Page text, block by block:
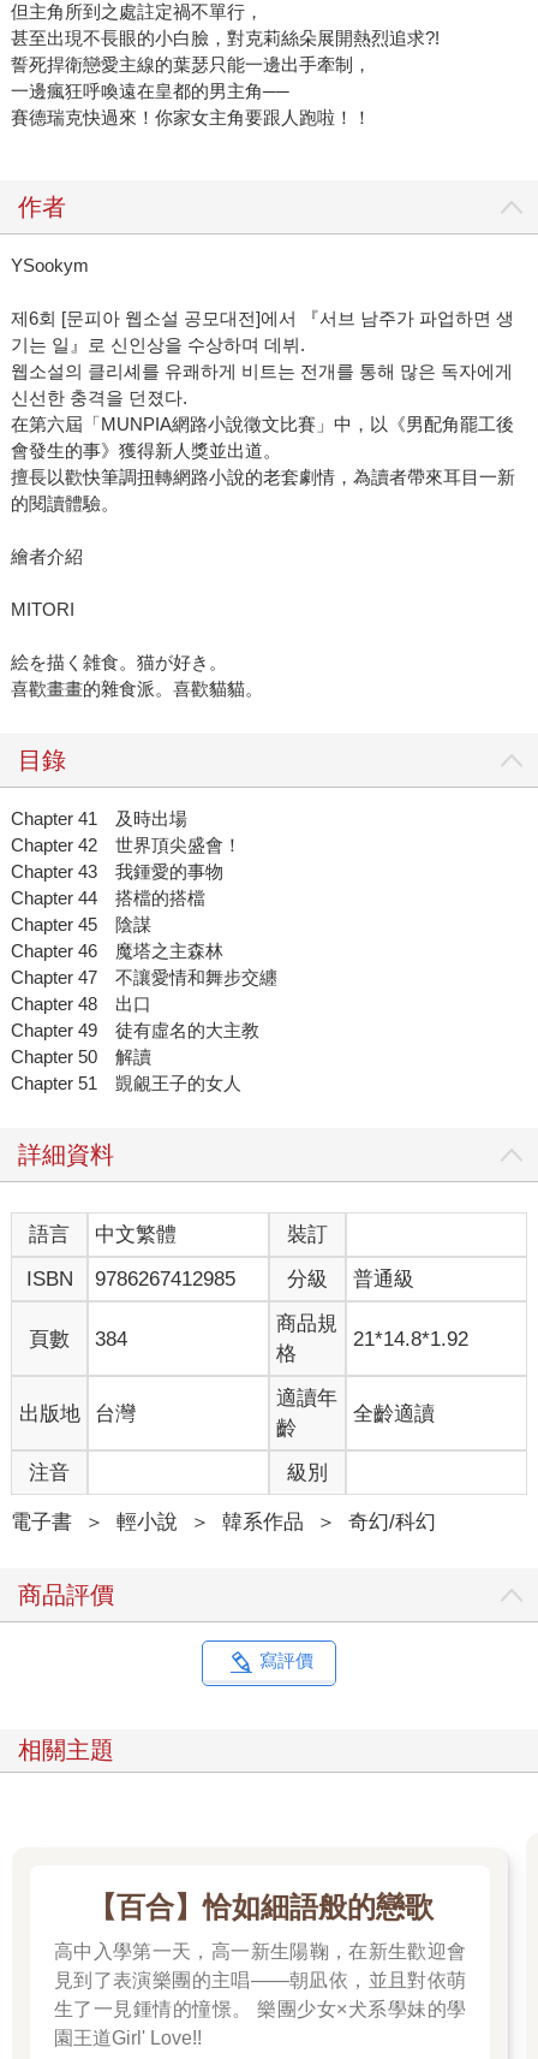
但主角所到之處註定禍不單行，
甚至出現不長眼的小白臉，對克莉絲朵展開熱烈追求?!
誓死捍衛戀愛主線的葉瑟只能一邊出手牽制，
一邊瘋狂呼喚遠在皇都的男主角──
賽德瑞克快過來！你家女主角要跟人跑啦！！
作者
YSookym
제6회 [문피아 웹소설 공모대전]에서 『서브 남주가 파업하면 생
기는 일』로 신인상을 수상하며 데뷔.
웹소설의 클리셰를 유쾌하게 비트는 전개를 통해 많은 독자에게
신선한 충격을 던졌다.
在第六屆「MUNPIA網路小說徵文比賽」中，以《男配角罷工後
會發生的事》獲得新人獎並出道。
擅長以歡快筆調扭轉網路小說的老套劇情，為讀者帶來耳目一新
的閱讀體驗。
繪者介紹
MITORI
絵を描く雑食。猫が好き。
喜歡畫畫的雜食派。喜歡貓貓。
目錄
Chapter 41 及時出場
Chapter 42 世界頂尖盛會！
Chapter 43 我鍾愛的事物
Chapter 44 搭檔的搭檔
Chapter 45 陰謀
Chapter 46 魔塔之主森林
Chapter 47 不讓愛情和舞步交纏
Chapter 48 出口
Chapter 49 徒有虛名的大主教
Chapter 50 解讀
Chapter 51 覬覦王子的女人
詳細資料
語言 中文繁體
裝訂
ISBN
9786267412985 分級 普通級
頁數 384
商品規
格
21*14.8*1.92
出版地 台灣
適讀年
齡
全齡適讀
注音 級別
電子書 ＞ 輕小說 ＞ 韓系作品 ＞ 奇幻/科幻
商品評價
寫評價
相關主題
【百合】恰如細語般的戀歌
高中入學第一天，高一新生陽鞠，在新生歡迎會
見到了表演樂團的主唱——朝凪依，並且對依萌
生了一見鍾情的憧憬。 樂團少女×犬系學妹的學
園王道Girl' Love!!